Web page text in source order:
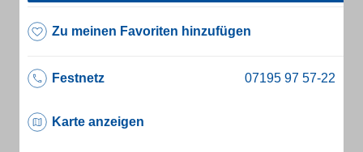
Zu meinen Favoriten hinzufügen
Festnetz
Karte anzeigen